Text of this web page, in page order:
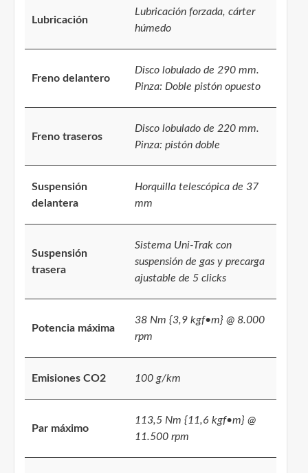
Lubricación
Lubricación forzada, cárter
húmedo
Freno delantero
Disco lobulado de 290 mm.
Pinza: Doble pistón opuesto
Freno traseros
Disco lobulado de 220 mm.
Pinza: pistón doble
Suspensión
delantera
Horquilla telescópica de 37
mm
Suspensión
trasera
Sistema Uni-Trak con
suspensión de gas y precarga
ajustable de 5 clicks
Potencia máxima
38 Nm {3,9 kgf•m} @ 8.000
rpm
Emisiones CO2 100 g/km
Par máximo
113,5 Nm {11,6 kgf•m} @
11.500 rpm